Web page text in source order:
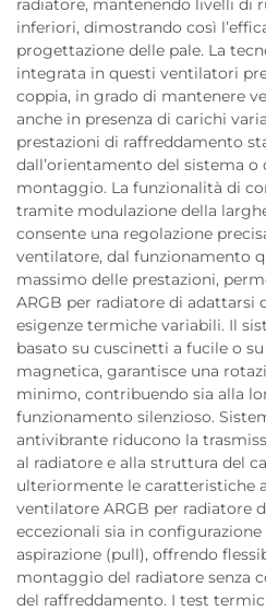
radiatore, mantenendo livelli di
inferiori, dimostrando così
progettazione delle pale. La
integrata in questi ventilatori
coppia, in grado di mantenere
anche in presenza di carichi
prestazioni di raffreddamento
dall’orientamento del sistema o
montaggio. La funzionalità di
tramite modulazione della
consente una regolazione
ventilatore, dal funzionamento
massimo delle prestazioni,
ARGB per radiatore di adattarsi
esigenze termiche variabili. Il
basato su cuscinetti a fucile o
magnetica, garantisce una
minimo, contribuendo sia alla
funzionamento silenzioso.
antivibrante riducono la
al radiatore e alla struttura del
ulteriormente le caratteristiche
ventilatore ARGB per radiatore
eccezionali sia in
aspirazione (pull), offrendo
montaggio del radiatore senza
del raffreddamento. I test